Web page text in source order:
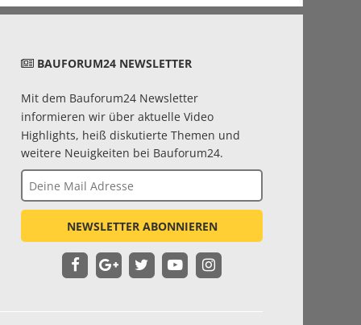
BAUFORUM24 NEWSLETTER
Mit dem Bauforum24 Newsletter
informieren wir über aktuelle Video
Highlights, heiß diskutierte Themen und
weitere Neuigkeiten bei Bauforum24.
NEWSLETTER ABONNIEREN